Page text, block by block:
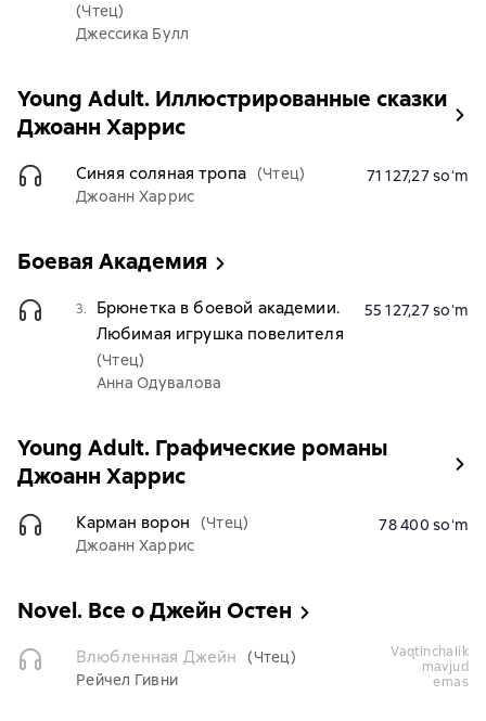
(Чтец)
Джессика Булл
Young Adult. Иллюстрированные сказки
Джоанн Харрис
Синяя соляная тропа (Чтец)
Джоанн Харрис
71 127,27 soʻm
Боевая Академия
3.
Брюнетка в боевой академии.
Любимая игрушка повелителя
(Чтец)
Анна Одувалова
55 127,27 soʻm
Young Adult. Графические романы
Джоанн Харрис
Карман ворон
(Чтец)
Джоанн Харрис
78 400 soʻm
Novel. Все о Джейн Остен
Влюбленная Джейн
(Чтец)
Рейчел Гивни
vaqtinchalik
mavjud
emas